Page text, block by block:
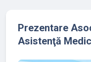
Prezentare
Asistenţă